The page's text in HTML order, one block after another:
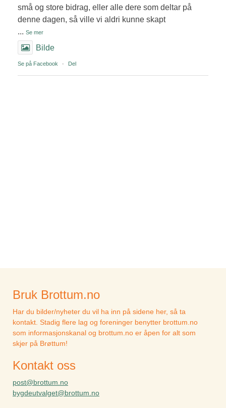
små og store bidrag, eller alle dere som deltar på
denne dagen, så ville vi aldri kunne skapt
... Se mer
Bilde
Se på Facebook · Del
Bruk Brottum.no
Har du bilder/nyheter du vil ha inn på sidene her, så ta
kontakt. Stadig flere lag og foreninger benytter brottum.no
som informasjonskanal og brottum.no er åpen for alt som
skjer på Brøttum!
Kontakt oss
post@brottum.no
bygdeutvalget@brottum.no